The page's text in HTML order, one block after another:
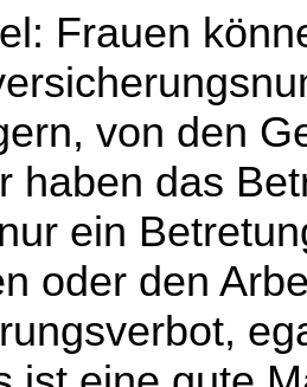
Frauen
von den
haben das
ein
oder den